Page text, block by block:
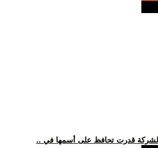
الشركة قدرت تحافظ على أسمها في